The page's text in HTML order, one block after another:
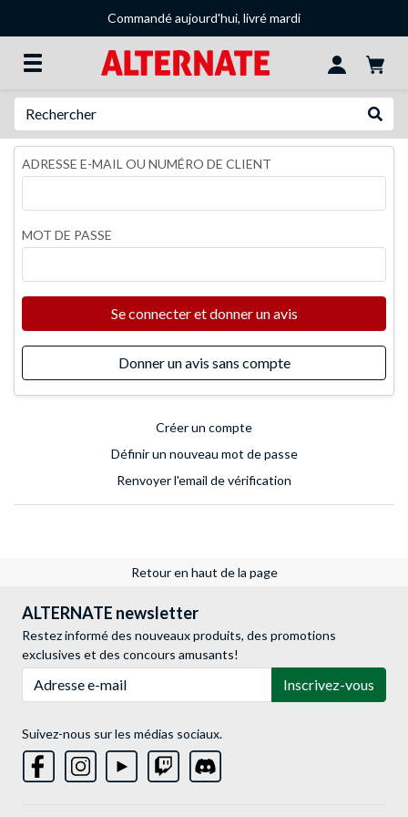
Commandé aujourd'hui, livré mardi
ADRESSE E-MAIL OU NUMÉRO DE CLIENT
MOT DE PASSE
Se connecter et donner un avis
Donner un avis sans compte
Créer un compte
Définir un nouveau mot de passe
Renvoyer l'email de vérification
Retour en haut de la page
ALTERNATE newsletter
Restez informé des nouveaux produits, des promotions
exclusives et des concours amusants!
Inscrivez-vous
Suivez-nous sur les médias sociaux.